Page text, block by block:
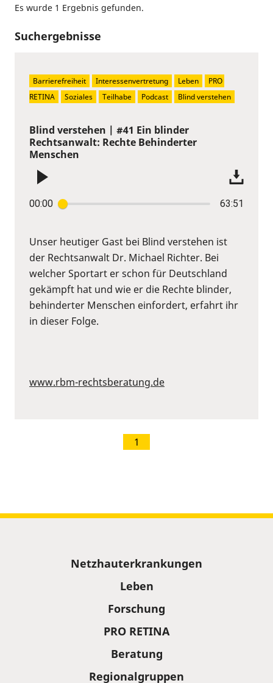
Es wurde 1 Ergebnis gefunden.
Suchergebnisse
Blind verstehen | #41 Ein blinder
Rechtsanwalt: Rechte Behinderter
Menschen
00:00 63:51
Unser heutiger Gast bei Blind verstehen ist
der Rechtsanwalt Dr. Michael Richter. Bei
welcher Sportart er schon für Deutschland
gekämpft hat und wie er die Rechte blinder,
behinderter Menschen einfordert, erfahrt ihr
in dieser Folge.
www.rbm-rechtsberatung.de
Barrierefreiheit Interessenvertretung Leben
PRO
RETINA
Soziales Teilhabe Podcast Blind verstehen
1
Netzhauterkrankungen
Leben
Forschung
PRO RETINA
Beratung
Regionalgruppen